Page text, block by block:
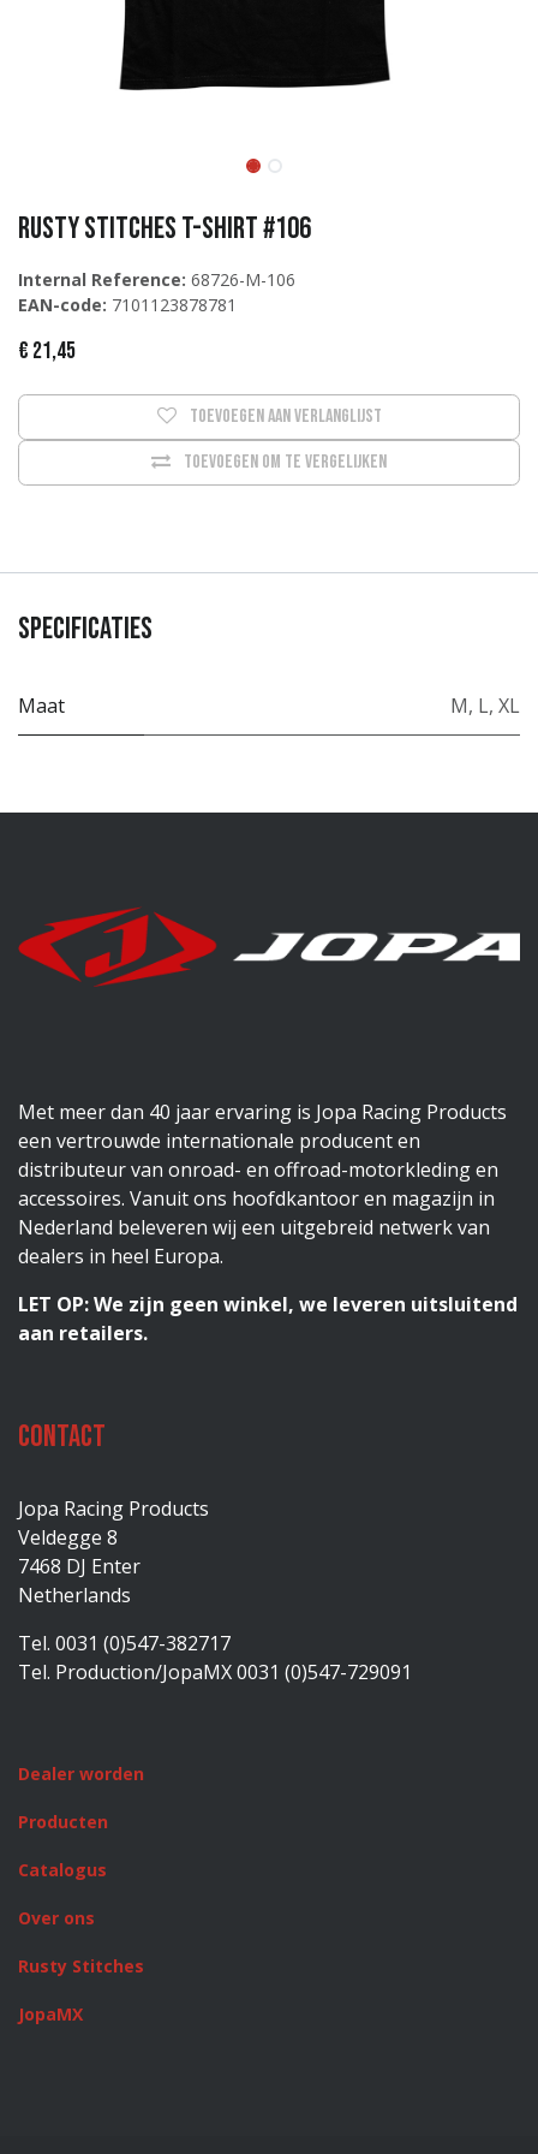
Rusty Stitches T-Shirt #106
Internal Reference: 68726-M-106
EAN-code: 7101123878781
€ 21,45
Toevoegen om te vergelijken
Toevoegen aan verlanglijst
Specificaties
Maat M, L, XL
Met meer dan 40 jaar ervaring is Jopa Racing Products
een vertrouwde internationale producent en
distributeur van onroad- en offroad-motorkleding en
accessoires. Vanuit ons hoofdkantoor en magazijn in
Nederland beleveren wij een uitgebreid netwerk van
dealers in heel Europa.
LET OP: We zijn geen winkel, we leveren uitsluitend
aan retailers.
Contact
Jopa Racing Products
Veldegge 8
7468 DJ Enter
Netherlands
Tel. 0031 (0)547-382717
Tel. Production/JopaMX 0031 (0)547-729091
Dealer worden
Producten
Catalogus
Over ons
Rusty Stitches
JopaMX